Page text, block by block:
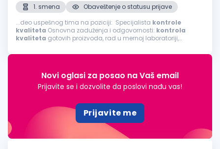
1. smena
Obaveštenje o statusu prijave
...deo uspešnog tima na poziciji: Specijalista kontrole
kvaliteta Osnovna zaduženja i odgovornosti: kontrola
kvaliteta gotovih proizvoda, rad u mernoj laboratoriji,
vizuelnakontrola...
Novi oglasi za posao na Vaš email
Prijavite se i dozvolite da poslovi nađu vas!
Prijavite me